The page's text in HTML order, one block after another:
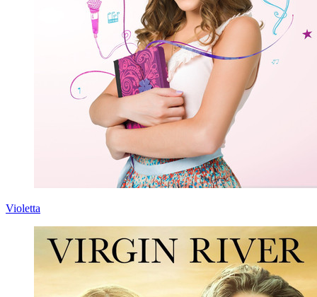
Violetta